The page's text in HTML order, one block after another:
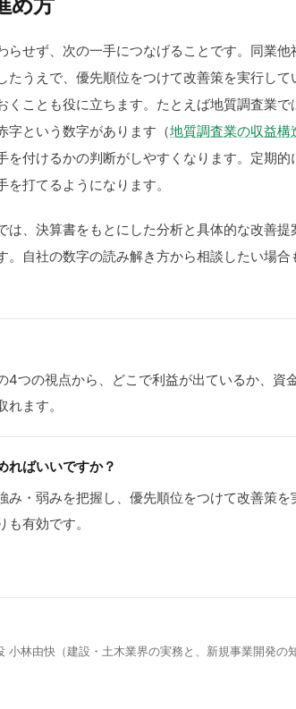
らせず、次の一手につなげることです。同業他
たうえで、優先順位をつけて改善策を実行して
くことも役に立ちます。たとえば地質調査業で
字という数字があります（地質調査業の収益構
を付けるかの判断がしやすくなります。定期的
打てるようになります。
は、決算書をもとにした分析と具体的な改善
。自社の数字の読み解き方から相談したい場合
4つの視点から、どこで利益が出ているか、資
ます。
ればいいですか？
み・弱みを把握し、優先順位をつけて改善策を
有効です。
小林由快（建設・土木業界の実務と、新規事業開発の